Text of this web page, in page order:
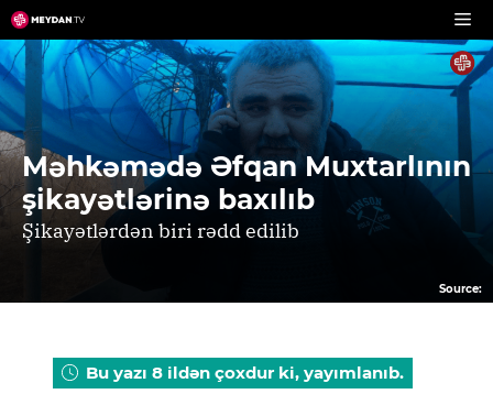
Skip
to
content
Məhkəmədə Əfqan Muxtarlının
şikayətlərinə baxılıb
Şikayətlərdən biri rədd edilib
Source:
Bu yazı 8 ildən çoxdur ki, yayımlanıb.